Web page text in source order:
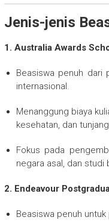
Jenis-jenis
1. Australia Awards
Beasiswa penuh dari
internasional.
Menanggung biaya
kesehatan, dan
Fokus pada
negara asal, dan studi
2. Endeavour
Beasiswa penuh